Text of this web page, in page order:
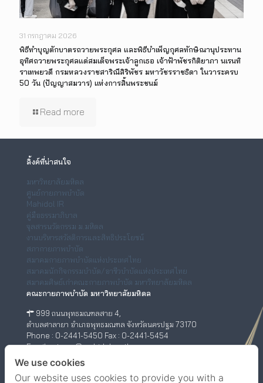
31 กรกฎาคม 2026
พิธีทำบุญตักบาตรถวายพระกุศล และพิธีบำเพ็ญกุศลทักษิณานุประทาน
อุทิศถวายพระกุศลแด่สมเด็จพระเจ้าลูกเธอ เจ้าฟ้าพัชรกิติยาภา นเรนทิ
ราเทพยวดี กรมหลวงราชสาริณีสิริพัชร มหาวัชรราชธิดา ในวาระครบ
50 วัน (ปัญญาสมวาร) แห่งการสิ้นพระชนม์
Read more
ลิ้งค์ที่น่าสนใจ
มหาวิทยาลัยมหิดล
ศูนย์กายภาพบำบัด
Mahidol IR
คู่มือธรรมาภิบาล
จุลสารนวัตกรรม ม.มหิดล
งานบริหารสวัสดิการและสิทธิประโยชน์
สภากายภาพบำบัด
สมาคมกายภาพบำบัดแห่งประเทศไทย
สมาคมนักกิจกรรมบำบัด/อาชีวบำบัดแห่งประเทศไทย
สมาคมศิษย์เก่าคณะกายภาพบำบัด มหาวิทยาลัยมหิดล
คณะกายภาพบำบัด มหาวิทยาลัยมหิดล
999 ถนนพุทธมณฑลสาย 4,
ตำบลศาลายา อำเภอพุทธมณฑล จังหวัดนครปฐม 73170
Phone : 0-2441-5450 Fax : 0-2441-5454
Email : ptwww@mahidol.ac.th
ศูนย์กายภาพบำบัด (เชิงสะพานสมเด็จพระปิ่นเกล้า)
198/2 ถนนสมเด็จพระปิ่นเกล้า,
We use cookies
Our website uses cookies to provide you with a